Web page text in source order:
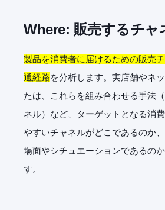
Where: 販売するチャ
製品を消費者に届けるための販売
通経路を分析します。実店舗やネ
たは、これらを組み合わせる手法
ネル）など、ターゲットとなる消
やすいチャネルがどこであるのか
場面やシチュエーションであるの
す。